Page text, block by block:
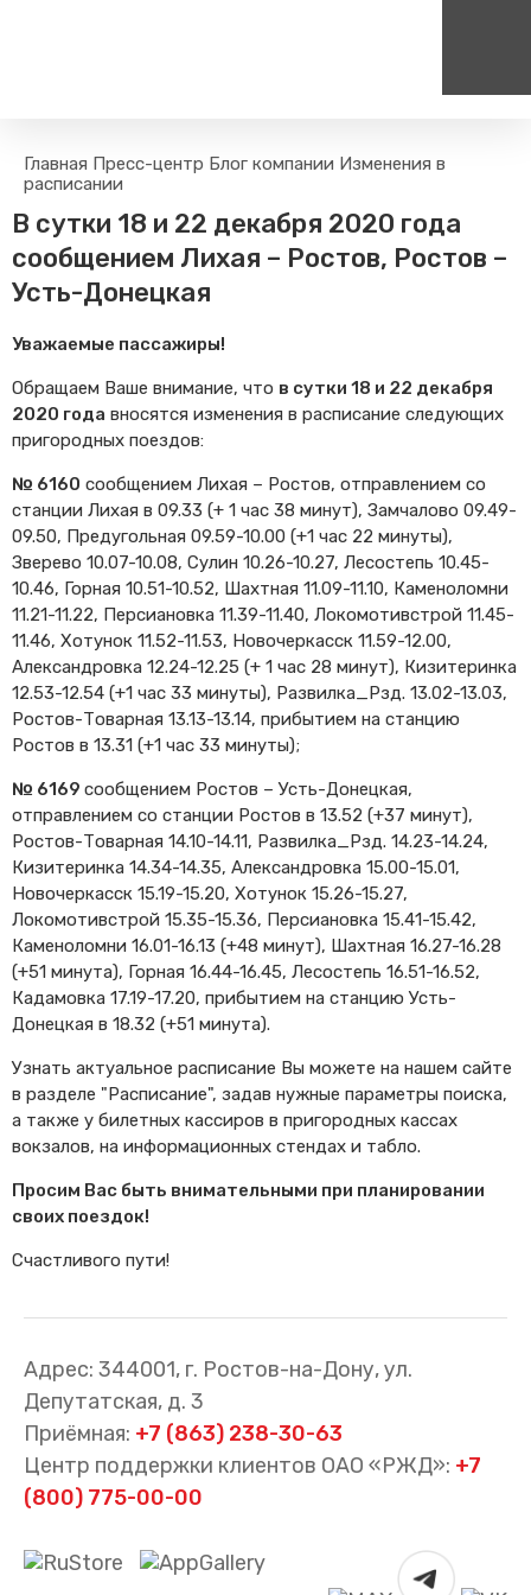
Пассажирам
Правила проезда
Часто задаваемые вопросы
Тарифы и льготы
Способы оплаты проезда
касс
Абонементные билеты
Мобильные приложения
Маломобильным
Моя карта попала в стоп-
лист
Cхемы обращения
пригородных поездов
Справочник по
остановочным пунктам и
станциям
Туризм
Веломаршруты
Аудиогиды
Единый номер вызова экстренных служб
112
Главная Пресс-центр Блог компании Изменения в
расписании
В сутки 18 и 22 декабря 2020 года
сообщением Лихая – Ростов, Ростов –
Усть-Донецкая
Уважаемые пассажиры!
Обращаем Ваше внимание, что в сутки 18 и 22 декабря
2020 года вносятся изменения в расписание следующих
пригородных поездов:
№ 6160 сообщением Лихая – Ростов, отправлением со
станции Лихая в 09.33 (+ 1 час 38 минут), Замчалово 09.49-
09.50, Предугольная 09.59-10.00 (+1 час 22 минуты),
Зверево 10.07-10.08, Сулин 10.26-10.27, Лесостепь 10.45-
10.46, Горная 10.51-10.52, Шахтная 11.09-11.10, Каменоломни
11.21-11.22, Персиановка 11.39-11.40, Локомотивстрой 11.45-
11.46, Хотунок 11.52-11.53, Новочеркасск 11.59-12.00,
Александровка 12.24-12.25 (+ 1 час 28 минут), Кизитеринка
12.53-12.54 (+1 час 33 минуты), Развилка_Рзд. 13.02-13.03,
Ростов-Товарная 13.13-13.14, прибытием на станцию
Ростов в 13.31 (+1 час 33 минуты);
№ 6169 сообщением Ростов – Усть-Донецкая,
отправлением со станции Ростов в 13.52 (+37 минут),
Ростов-Товарная 14.10-14.11, Развилка_Рзд. 14.23-14.24,
Кизитеринка 14.34-14.35, Александровка 15.00-15.01,
Новочеркасск 15.19-15.20, Хотунок 15.26-15.27,
Локомотивстрой 15.35-15.36, Персиановка 15.41-15.42,
Каменоломни 16.01-16.13 (+48 минут), Шахтная 16.27-16.28
(+51 минута), Горная 16.44-16.45, Лесостепь 16.51-16.52,
Кадамовка 17.19-17.20, прибытием на станцию Усть-
Донецкая в 18.32 (+51 минута).
Узнать актуальное расписание Вы можете на нашем сайте
в разделе "Расписание", задав нужные параметры поиска,
а также у билетных кассиров в пригородных кассах
вокзалов, на информационных стендах и табло.
Просим Вас быть внимательными при планировании
своих поездок!
Счастливого пути!
Адрес: 344001, г. Ростов-на-Дону, ул.
Депутатская, д. 3
Приёмная: +7 (863) 238-30-63
Центр поддержки клиентов ОАО «РЖД»: +7
(800) 775-00-00